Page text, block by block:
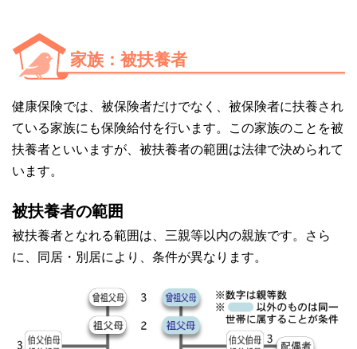
家族：被扶養者
健康保険では、被保険者だけでなく、被保険者に扶養され
ている家族にも保険給付を行います。この家族のことを被
扶養者といいますが、被扶養者の範囲は法律で決められて
います。
被扶養者の範囲
被扶養者となれる範囲は、三親等以内の親族です。さら
に、同居・別居により、条件が異なります。